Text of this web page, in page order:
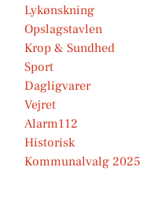
Lykønskning
Opslagstavlen
Krop & Sundhed
Sport
Dagligvarer
Vejret
Alarm112
Historisk
Kommunalvalg 2025